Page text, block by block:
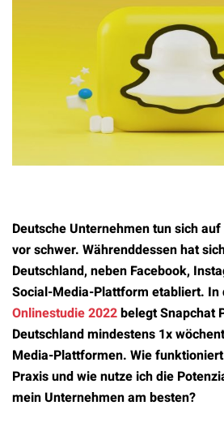
Deutsche Unternehmen tun sich
vor schwer. Währenddessen hat
Deutschland, neben Facebook,
Social-Media-Plattform etabliert. In
Onlinestudie 2022belegt Snapchat
Deutschland mindestens 1x
Media-Plattformen. Wie
Praxis und wie nutze ich die
mein Unternehmen am besten?